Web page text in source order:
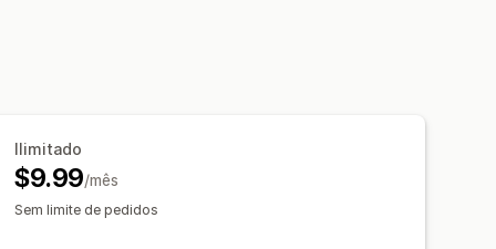
Ilimitado
$9.99/mês
Sem limite de pedidos